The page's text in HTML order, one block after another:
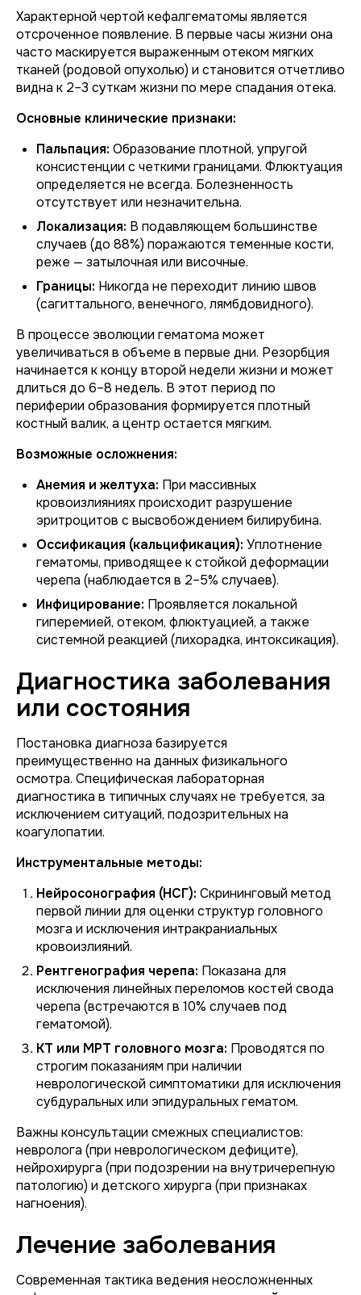
Характерной чертой кефалгематомы является
отсроченное появление. В первые часы жизни она
часто маскируется выраженным отеком мягких
тканей (родовой опухолью) и становится отчетливо
видна к 2–3 суткам жизни по мере спадания отека.
Основные клинические признаки:
Пальпация: Образование плотной, упругой
консистенции с четкими границами. Флюктуация
определяется не всегда. Болезненность
отсутствует или незначительна.
Локализация: В подавляющем большинстве
случаев (до 88%) поражаются теменные кости,
реже — затылочная или височные.
Границы: Никогда не переходит линию швов
(сагиттального, венечного, лямбдовидного).
В процессе эволюции гематома может
увеличиваться в объеме в первые дни. Резорбция
начинается к концу второй недели жизни и может
длиться до 6–8 недель. В этот период по
периферии образования формируется плотный
костный валик, а центр остается мягким.
Возможные осложнения:
Анемия и желтуха: При массивных
кровоизлияниях происходит разрушение
эритроцитов с высвобождением билирубина.
Оссификация (кальцификация): Уплотнение
гематомы, приводящее к стойкой деформации
черепа (наблюдается в 2–5% случаев).
Инфицирование: Проявляется локальной
гиперемией, отеком, флюктуацией, а также
системной реакцией (лихорадка, интоксикация).
Диагностика заболевания
или состояния
Постановка диагноза базируется
преимущественно на данных физикального
осмотра. Специфическая лабораторная
диагностика в типичных случаях не требуется, за
исключением ситуаций, подозрительных на
коагулопатии.
Инструментальные методы:
Нейросонография (НСГ): Скрининговый метод
первой линии для оценки структур головного
мозга и исключения интракраниальных
кровоизлияний.
Рентгенография черепа: Показана для
исключения линейных переломов костей свода
черепа (встречаются в 10% случаев под
гематомой).
КТ или МРТ головного мозга: Проводятся по
строгим показаниям при наличии
неврологической симптоматики для исключения
субдуральных или эпидуральных гематом.
Важны консультации смежных специалистов:
невролога (при неврологическом дефиците),
нейрохирурга (при подозрении на внутричерепную
патологию) и детского хирурга (при признаках
нагноения).
Лечение заболевания
Современная тактика ведения неосложненных